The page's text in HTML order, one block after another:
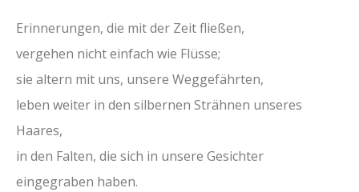
Erinnerungen, die mit der Zeit fließen,
vergehen nicht einfach wie Flüsse;
sie altern mit uns, unsere Weggefährten,
leben weiter in den silbernen Strähnen unseres
Haares,
in den Falten, die sich in unsere Gesichter
eingegraben haben.